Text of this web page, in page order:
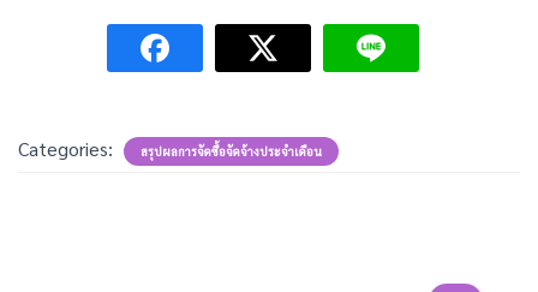
Categories: สรุปผลการจัดซื้อจัดจ้างประจำเดือน